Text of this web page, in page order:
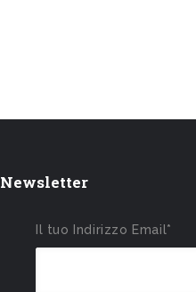
Newsletter
Il tuo Indirizzo Email*